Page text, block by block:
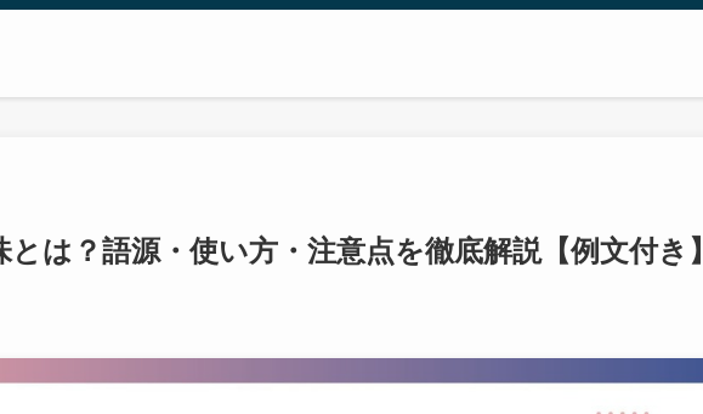
は？語源・使い方・注意点を徹底解説【例文付き】